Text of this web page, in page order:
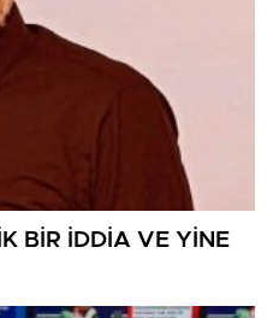
BİR İDDİA VE YİNE